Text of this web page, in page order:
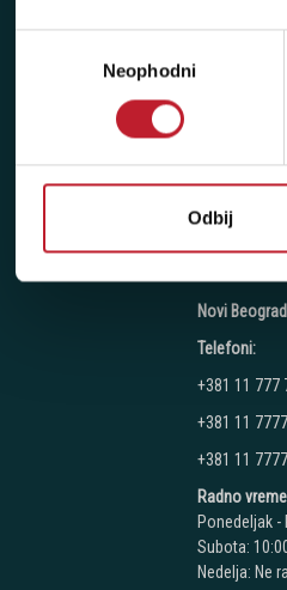
сагласностиNeophodni
Odbij
+381 11
Ponedeljak -
Subota:
Nedelja: Ne
Novi
Telefoni:
+381 11 777
+381 11
+381 11
Radno
Ponedeljak -
Subota:
Nedelja: Ne